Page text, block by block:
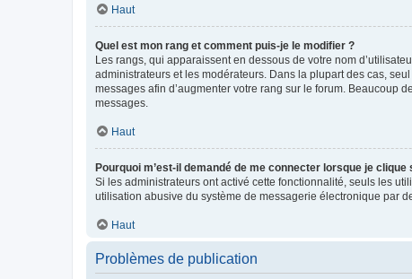
Haut
Quel est mon rang et comment puis-je le modifier ?
Les rangs, qui apparaissent en dessous de votre nom
administrateurs et les modérateurs. Dans la plupart des cas,
messages afin d’augmenter votre rang sur le forum. Beaucoup
messages.
Haut
Pourquoi m’est-il demandé de me connecter lorsque je
Si les administrateurs ont activé cette fonctionnalité, seuls les
utilisation abusive du système de messagerie électronique par
Haut
Problèmes de publication